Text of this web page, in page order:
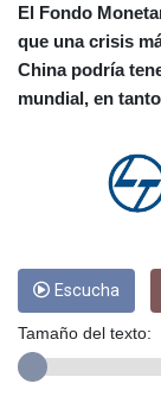
El Fondo
que una crisis
China podría
mundial, en
Escucha
Tamaño del texto: